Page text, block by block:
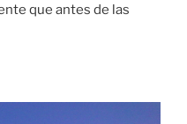
que antes de las